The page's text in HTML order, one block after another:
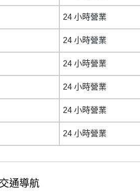
24 小時營業
24 小時營業
24 小時營業
24 小時營業
24 小時營業
24 小時營業
通導航